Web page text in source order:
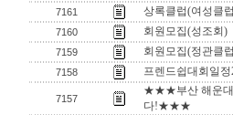
7161 상록클럽(여성클
7160 회원모집(성조회)
7159 회원모집(정관클
7158 프렌드쉽대회일
7157
★★★부산 해운대
다!★★★